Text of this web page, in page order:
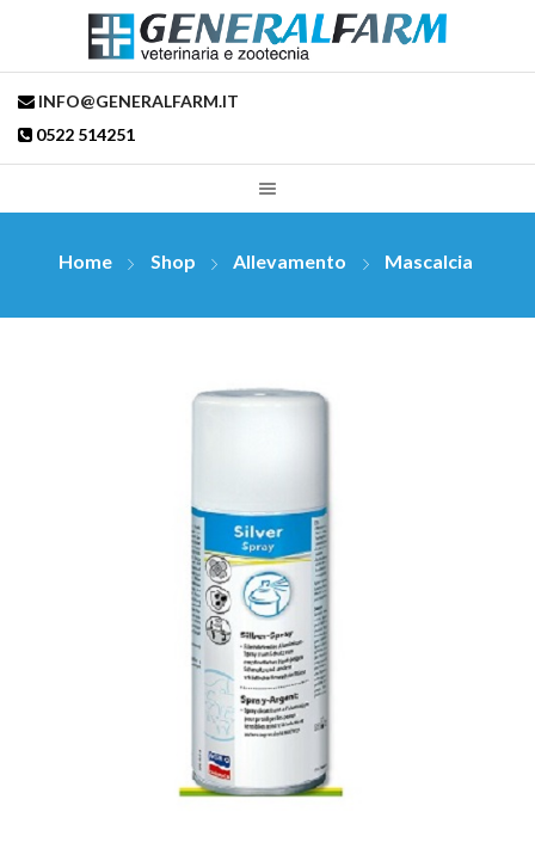
INFO@GENERALFARM.IT
0522 514251
Home Shop Allevamento Mascalcia